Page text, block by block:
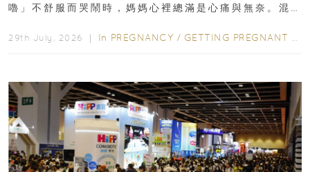
嚕」不舒服而哭鬧時，媽媽心裡總滿是心痛與無奈。混
29th July, 2026 ｜ In PREGNANCY / GETTING PREGNANT